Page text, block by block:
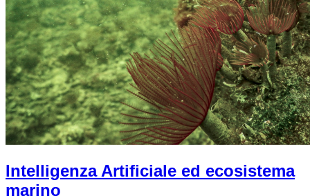
Intelligenza Artificiale ed ecosistema
marino